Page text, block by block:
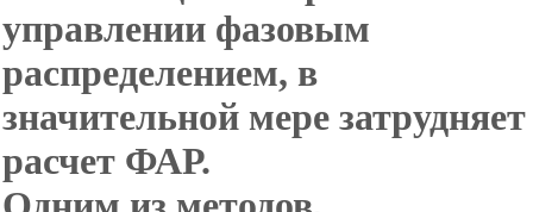
управлении фазовым
распределением, в
значительной мере затрудняет
расчет ФАР.